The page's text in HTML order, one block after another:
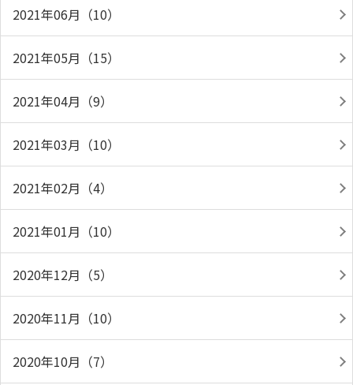
2021年06月（10）
2021年05月（15）
2021年04月（9）
2021年03月（10）
2021年02月（4）
2021年01月（10）
2020年12月（5）
2020年11月（10）
2020年10月（7）